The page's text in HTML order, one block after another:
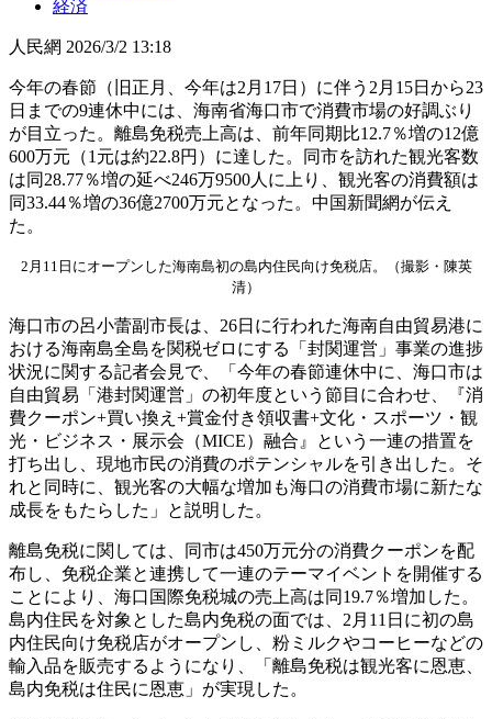
経済
人民網 2026/3/2 13:18
今年の春節（旧正月、今年は2月17日）に伴う2月15日から23
日までの9連休中には、海南省海口市で消費市場の好調ぶり
が目立った。離島免税売上高は、前年同期比12.7％増の12億
600万元（1元は約22.8円）に達した。同市を訪れた観光客数
は同28.77％増の延べ246万9500人に上り、観光客の消費額は
同33.44％増の36億2700万元となった。中国新聞網が伝え
た。
2月11日にオープンした海南島初の島内住民向け免税店。（撮影・陳英
清）
海口市の呂小蕾副市長は、26日に行われた海南自由貿易港に
おける海南島全島を関税ゼロにする「封関運営」事業の進捗
状況に関する記者会見で、「今年の春節連休中に、海口市は
自由貿易「港封関運営」の初年度という節目に合わせ、『消
費クーポン+買い換え+賞金付き領収書+文化・スポーツ・観
光・ビジネス・展示会（MICE）融合』という一連の措置を
打ち出し、現地市民の消費のポテンシャルを引き出した。そ
れと同時に、観光客の大幅な増加も海口の消費市場に新たな
成長をもたらした」と説明した。
離島免税に関しては、同市は450万元分の消費クーポンを配
布し、免税企業と連携して一連のテーマイベントを開催する
ことにより、海口国際免税城の売上高は同19.7％増加した。
島内住民を対象とした島内免税の面では、2月11日に初の島
内住民向け免税店がオープンし、粉ミルクやコーヒーなどの
輸入品を販売するようになり、「離島免税は観光客に恩恵、
島内免税は住民に恩恵」が実現した。